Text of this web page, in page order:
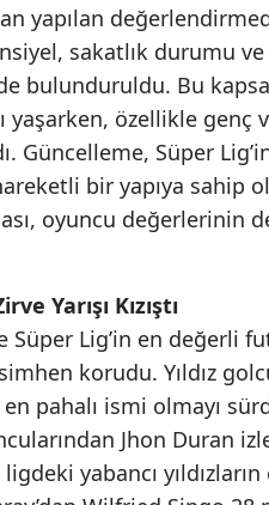
yapılan
sakatlık durumu
bulunduruldu. Bu
özellikle genç
Güncelleme, Süper
bir yapıya sahip
oyuncu değerlerinin
Yarışı Kızıştı
Lig’in en değerli
korudu. Yıldız
pahalı ismi olmayı
Jhon Duran
yabancı